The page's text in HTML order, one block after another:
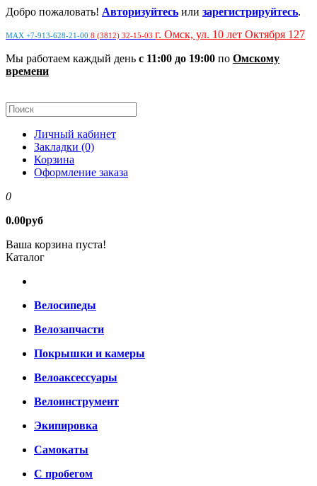
Добро пожаловать! Авторизуйтесь или зарегистрируйтесь.
MAX +7-913-628-21-00 8 (3812) 32-15-03 г. Омск, ул. 10 лет Октября 127
Мы работаем каждый день с 11:00 до 19:00 по Омскому
времени
Личный кабинет
Закладки (0)
Корзина
Оформление заказа
0
0.00руб
Ваша корзина пуста!
Каталог
Велосипеды
Велозапчасти
Покрышки и камеры
Велоаксессуары
Велоинструмент
Экипировка
Самокаты
С пробегом